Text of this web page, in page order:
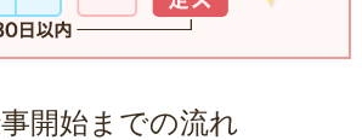
開始までの流れ